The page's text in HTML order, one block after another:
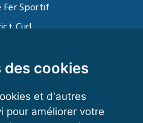
des cookies
et d'autres
pour améliorer votre
Fer Sportif
Curl